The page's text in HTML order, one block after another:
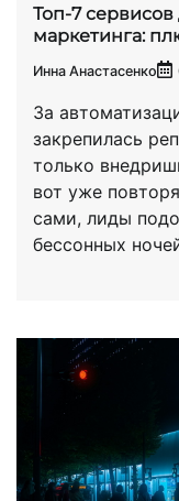
Топ-7
маркетинга:
Инна Анастасенко
За
закрепилась
только
вот уже
сами, лиды
бессонных